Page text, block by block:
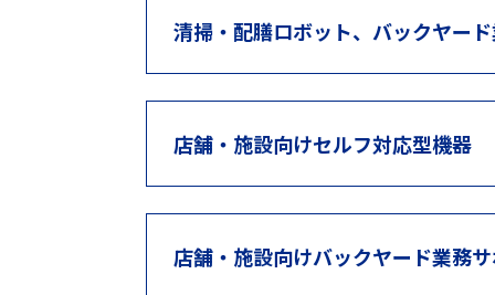
2026年7月25日 複合加工機
2026年7月25日 複合加工機
清掃・配膳ロボット、バックヤー
店舗・施設向けセルフ対応型機器
店舗・施設向けバックヤード業務